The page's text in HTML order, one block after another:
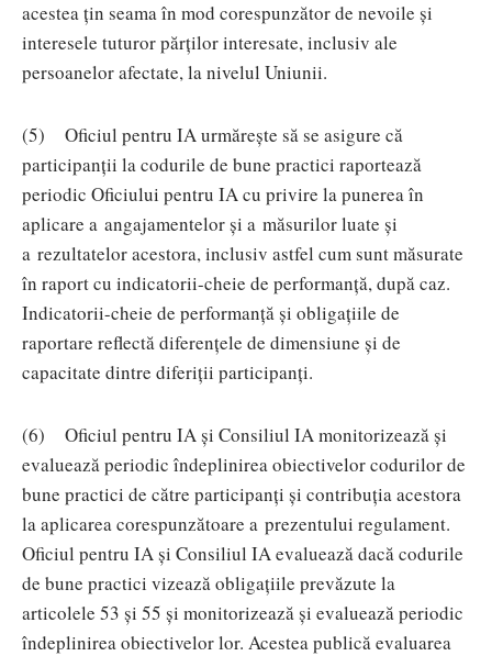
acestea țin seama în mod corespunzător de nevoile și
interesele tuturor părților interesate, inclusiv ale
persoanelor afectate, la nivelul Uniunii.
(5) Oficiul pentru IA urmărește să se asigure că
participanții la codurile de bune practici raportează
periodic Oficiului pentru IA cu privire la punerea în
aplicare a angajamentelor și a măsurilor luate și
a rezultatelor acestora, inclusiv astfel cum sunt măsurate
în raport cu indicatorii-cheie de performanță, după caz.
Indicatorii-cheie de performanță și obligațiile de
raportare reflectă diferențele de dimensiune și de
capacitate dintre diferiții participanți.
(6) Oficiul pentru IA și Consiliul IA monitorizează și
evaluează periodic îndeplinirea obiectivelor codurilor de
bune practici de către participanți și contribuția acestora
la aplicarea corespunzătoare a prezentului regulament.
Oficiul pentru IA și Consiliul IA evaluează dacă codurile
de bune practici vizează obligațiile prevăzute la
articolele 53 și 55 și monitorizează și evaluează periodic
îndeplinirea obiectivelor lor. Acestea publică evaluarea